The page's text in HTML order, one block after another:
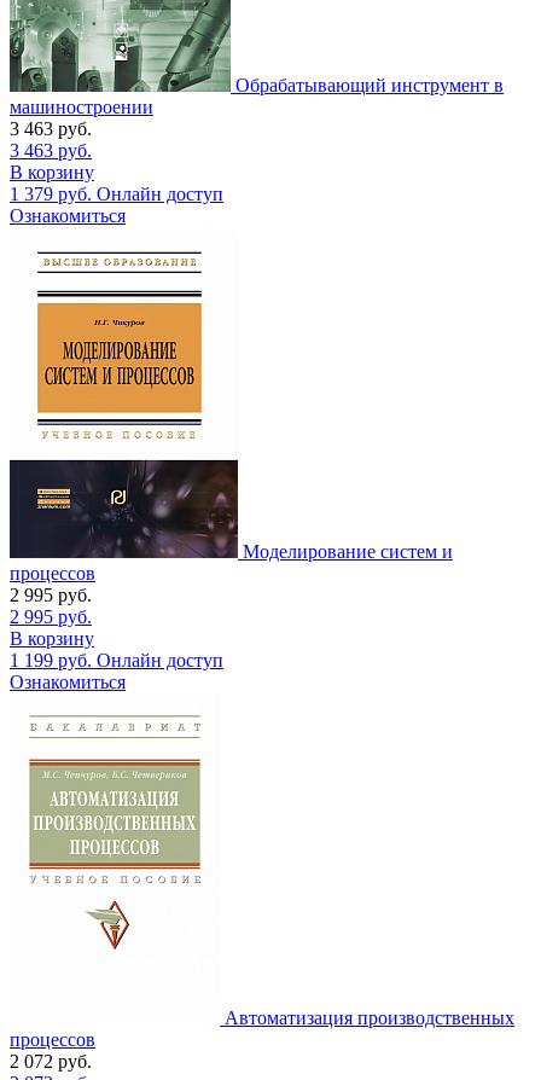
Обрабатывающий инструмент в
машиностроении
3 463 руб.
3 463 руб.
В корзину
1 379 руб. Онлайн доступ
Ознакомиться
Моделирование систем и
процессов
2 995 руб.
2 995 руб.
В корзину
1 199 руб. Онлайн доступ
Ознакомиться
Автоматизация производственных
процессов
2 072 руб.